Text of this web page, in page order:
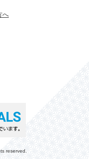
へ
reserved.